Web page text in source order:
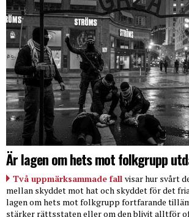
Är lagen om hets mot folkgrupp
Två uppmärksammade fall visar hur svårt
mellan skyddet mot hat och skyddet för det
lagen om hets mot folkgrupp fortfarande
stärker rättsstaten eller om den blivit alltför